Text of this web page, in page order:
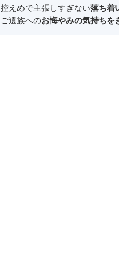
控えめで主張しすぎない落ち着
ご遺族へのお悔やみの気持ちを